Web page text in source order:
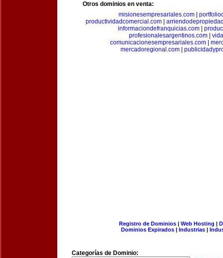
Otros dominios en venta:
misionesempresariales.com
productividadcomercial.com
informaciondefranquicias.com
profesionalesargentinos.com|
comunicacionesempresariales.com
mercadoregional.com
Registro de Dominios| Web Hosting |
Dominios Expirados | Industrias |
Categorías de Dominio: